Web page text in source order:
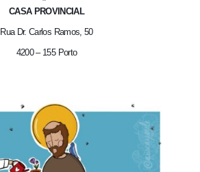
CASA PROVINCIAL
Rua Dr. Carlos Ramos, 50
4200 – 155 Porto